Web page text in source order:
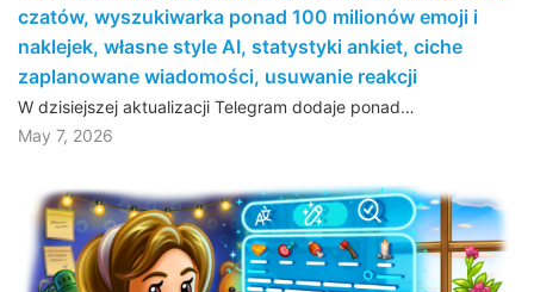
czatów, wyszukiwarka ponad 100 milionów emoji i
naklejek, własne style AI, statystyki ankiet, ciche
zaplanowane wiadomości, usuwanie reakcji
W dzisiejszej aktualizacji Telegram dodaje ponad…
May 7, 2026